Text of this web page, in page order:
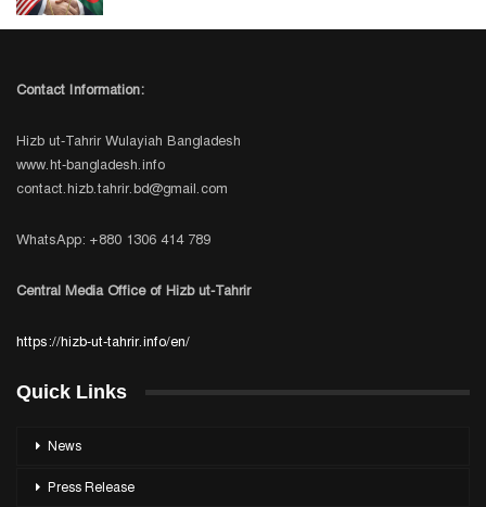
Contact Information:
Hizb ut-Tahrir Wulayiah Bangladesh
www.ht-bangladesh.info
contact.hizb.tahrir.bd@gmail.com
WhatsApp: +880 1306 414 789
Central Media Office of Hizb ut-Tahrir
https://hizb-ut-tahrir.info/en/
Quick Links
News
Press Release